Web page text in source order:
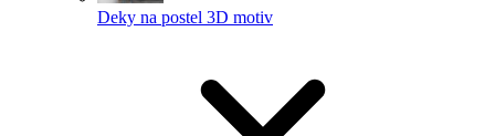
Deky na postel 3D motiv